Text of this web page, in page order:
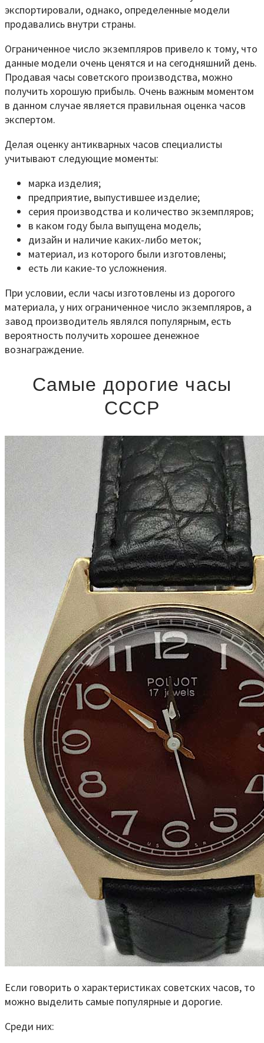
экспортировали, однако, определенные модели
продавались внутри страны.
Ограниченное число экземпляров привело к тому, что
данные модели очень ценятся и на сегодняшний день.
Продавая часы советского производства, можно
получить хорошую прибыль. Очень важным моментом
в данном случае является правильная оценка часов
экспертом.
Делая оценку антикварных часов специалисты
учитывают следующие моменты:
марка изделия;
предприятие, выпустившее изделие;
серия производства и количество экземпляров;
в каком году была выпущена модель;
дизайн и наличие каких-либо меток;
материал, из которого были изготовлены;
есть ли какие-то усложнения.
При условии, если часы изготовлены из дорогого
материала, у них ограниченное число экземпляров, а
завод производитель являлся популярным, есть
вероятность получить хорошее денежное
вознаграждение.
Самые дорогие часы
СССР
Если говорить о характеристиках советских часов, то
можно выделить самые популярные и дорогие.
Среди них: